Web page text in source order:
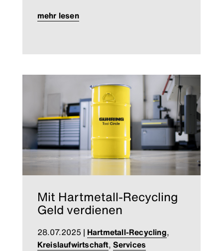
mehr lesen
Mit Hartmetall-Recycling
Geld verdienen
28.07.2025 | Hartmetall-Recycling,
Kreislaufwirtschaft, Services